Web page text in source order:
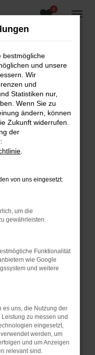
0
helfen können:
deine
Beispiel deine
Seiten
in einem
vorübergehende
Stand
nur ein
auch dazu
nicht mehr
bestmögliche
und unsere
Wir
und
Statistiken nur,
Wenn Sie zu
ändern, können
Zukunft widerrufen.
der
von uns eingesetzt:
um die
gewährleisten.
Funktionalität
wie Google
und weitere
es uns, die Nutzung der
zu messen und
eingesetzt,
werden, um
und um Anzeigen
relevant sind.